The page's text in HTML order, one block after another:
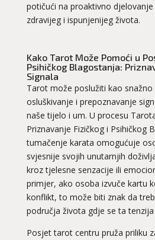
potičući na proaktivno
zdravijeg i ispunjenijeg života.
Kako Tarot Može Pomoći u
Psihičkog Blagostanja:
Signala
Tarot može poslužiti kao
osluškivanje i prepoznavanje
naše tijelo i um. U procesu
Priznavanje Fizičkog i Psihičkog
tumačenje karata omogućuje
svjesnije svojih unutarnjih
kroz tjelesne senzacije ili
primjer, ako osoba izvuče kartu
konflikt, to može biti znak da
područja života gdje se ta
Posjet tarot centru pruža priliku